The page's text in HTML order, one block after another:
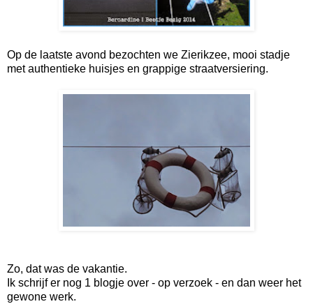
Op de laatste avond bezochten we Zierikzee, mooi stadje
met authentieke huisjes en grappige straatversiering.
Zo, dat was de vakantie.
Ik schrijf er nog 1 blogje over - op verzoek - en dan weer het
gewone werk.